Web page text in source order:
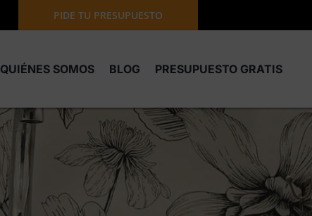
PIDE TU PRESUPUESTO
QUIÉNES SOMOS BLOG PRESUPUESTO GRATIS